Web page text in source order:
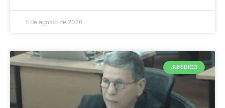
5 de agosto de 2026
JURIDICO